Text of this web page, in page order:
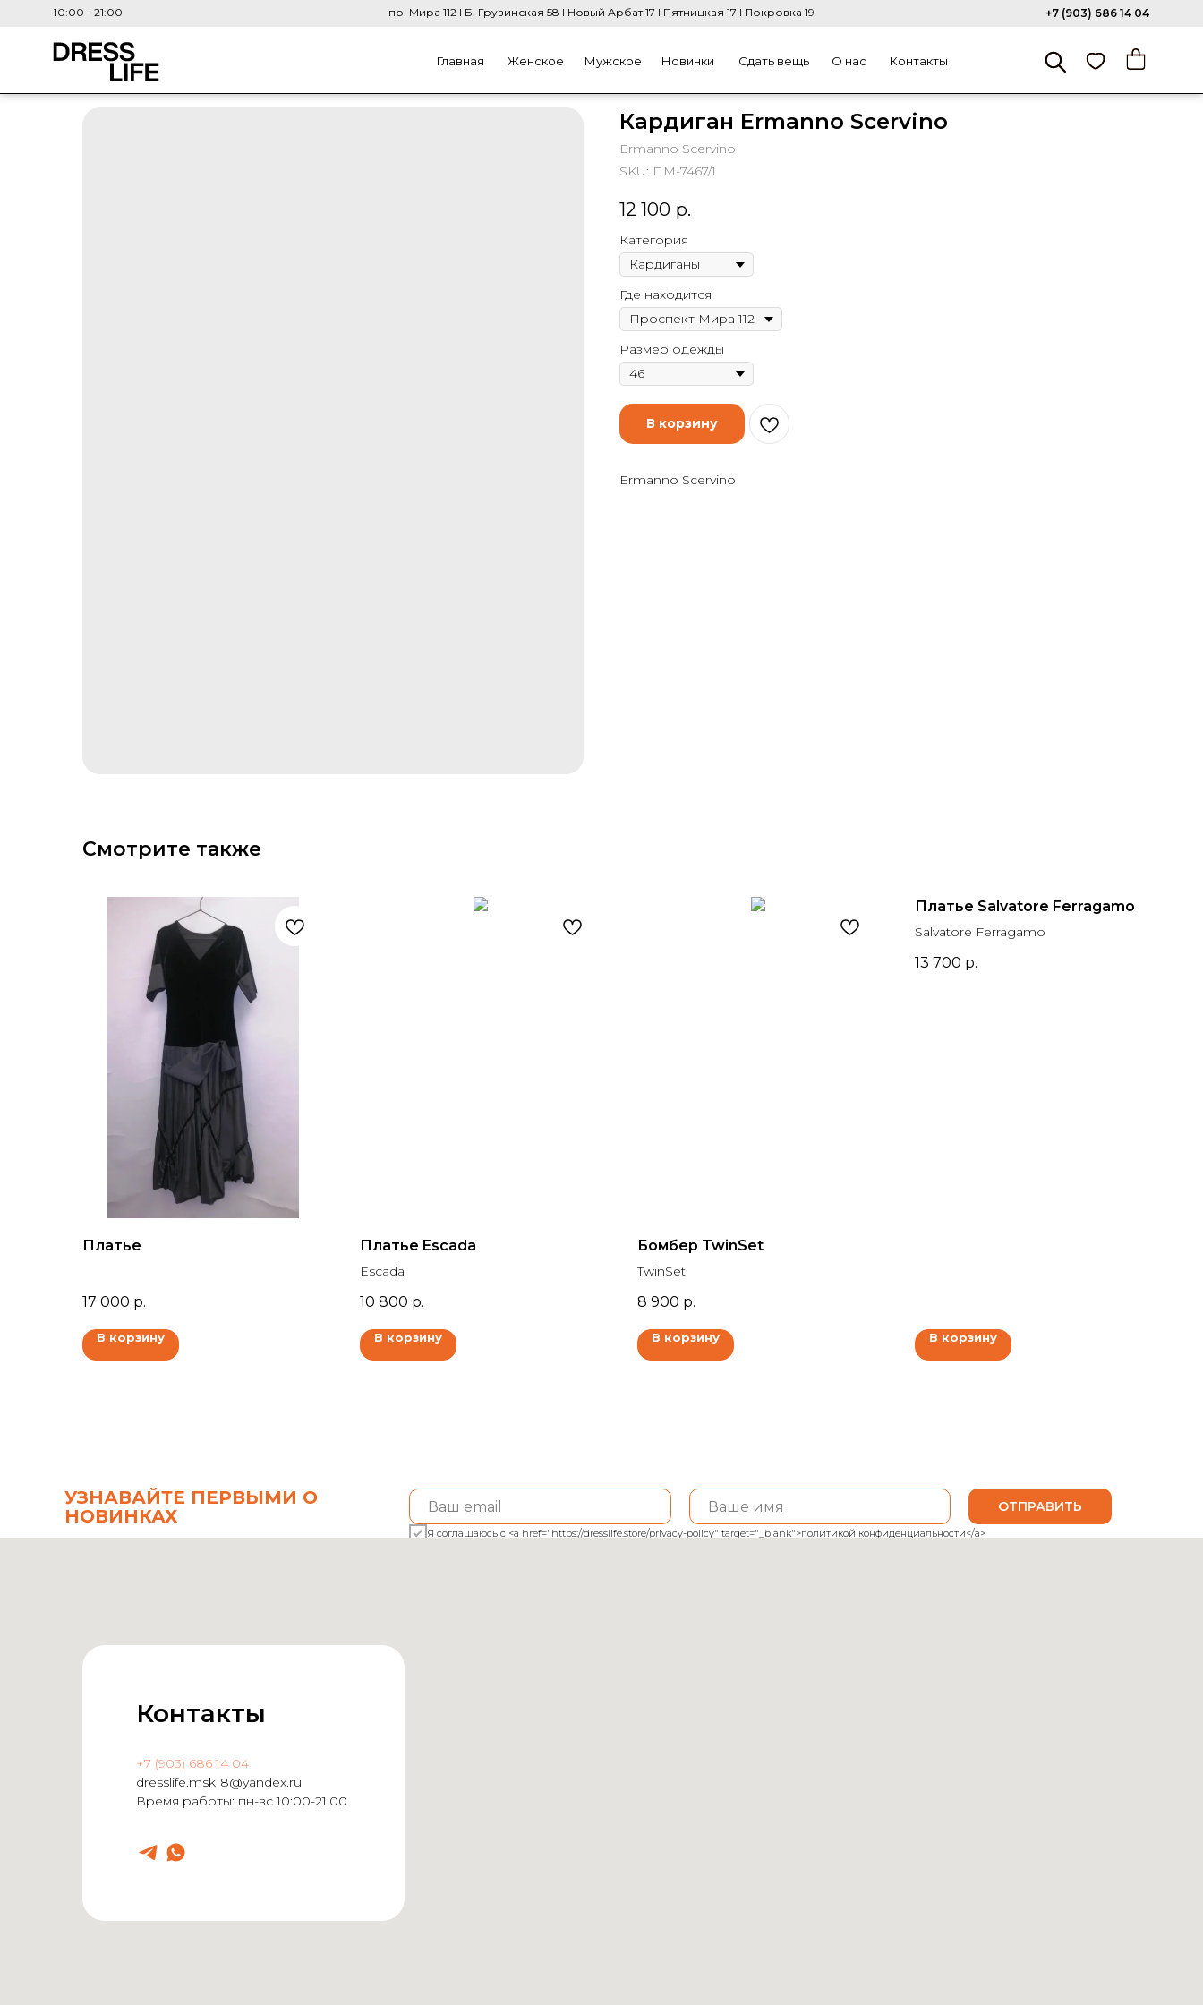
Главная Женское Мужское Новинки Сдать вещь О нас Контакты
10:00 - 21:00 пр. Мира 112 I Б. Грузинская 58 I Новый Арбат 17 I Пятницкая 17 I Покровка 19 +7 (903) 686 14 04
Кардиган Ermanno Scervino
Ermanno Scervino
SKU: ПМ-7467/1
12 100 р.
Категория
Где находится
Размер одежды
В корзину
Ermanno Scervino
Смотрите также
Платье
17 000 р.
В корзину
Платье Escada
Escada
10 800 р.
В корзину
Бомбер TwinSet
TwinSet
8 900 р.
В корзину
Платье Salvatore Ferragamo
Salvatore Ferragamo
13 700 р.
В корзину
Я соглашаюсь с <a href="https://dresslife.store/privacy-policy" target="_blank">политикой конфиденциальности</a>
ОТПРАВИТЬ
УЗНАВАЙТЕ ПЕРВЫМИ О
НОВИНКАХ
Контакты
+7 (903) 686 14 04
dresslife.msk18@yandex.ru
Время работы: пн-вс 10:00-21:00